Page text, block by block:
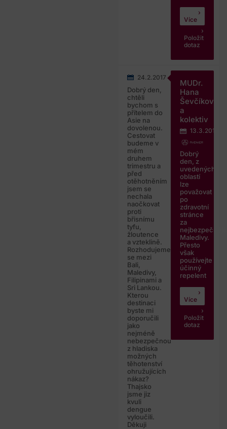
Více
Položit
dotaz
24.2.2017
Dobrý den,
chtěli
bychom s
přítelem do
Asie na
dovolenou.
Cestovat
budeme v
mém
druhem
trimestru a
před
otěhotněním
jsem se
nechala
naočkovat
proti
břisnímu
tyfu,
žloutence
a vzteklině.
Rozhodujeme
se mezi
Bali,
Maledivy,
Filipinami a
Sri Lankou.
Kterou
destinaci
byste mi
doporučili
jako
nejméně
nebezpečnou
z hladiska
možných
těhotenství
ohružujících
nákaz?
Thajsko
jsme jiz
kvuli
dengue
vyloučili.
Děkuji
MUDr.
Hana
Ševčíková
a
kolektiv
13.3.2017
Dobrý
den, z
uvedených
oblastí
lze
považovat
po
zdravotní
stránce
za
Maledivy.
Přesto
však
používejte
účinný
repelent
Více
Položit
dotaz